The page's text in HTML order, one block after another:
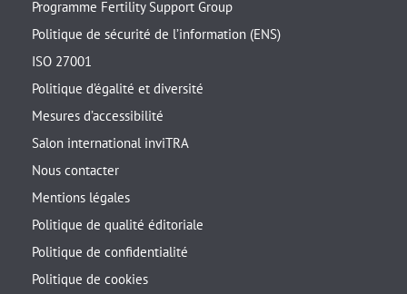
Programme Fertility Support Group
Politique de sécurité de l’information (ENS)
ISO 27001
Politique d’égalité et diversité
Mesures d’accessibilité
Salon international inviTRA
Nous contacter
Mentions légales
Politique de qualité éditoriale
Politique de confidentialité
Politique de cookies